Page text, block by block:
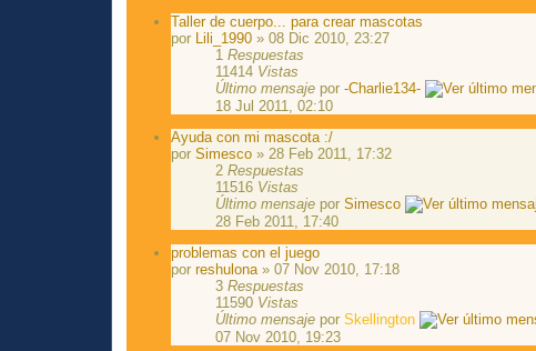
Taller de cuerpo... para crear mascotas
por Lili_1990 » 08 Dic 2010, 23:27
1Respuestas
11414 Vistas
Último mensaje por-Charlie134-
18 Jul 2011, 02:10
Ayuda con mi mascota :/
porSimesco » 28 Feb 2011, 17:32
2Respuestas
11516 Vistas
Último mensaje porSimesco
28 Feb 2011, 17:40
problemas con el juego
porreshulona» 07 Nov 2010, 17:18
3Respuestas
11590 Vistas
Último mensaje porSkellington
07 Nov 2010, 19:23